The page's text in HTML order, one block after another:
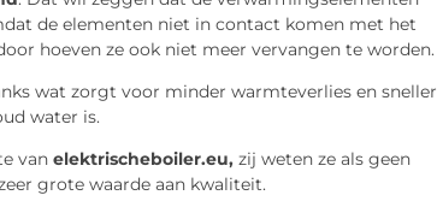
de elementen niet in contact komen met het
hoeven ze ook niet meer vervangen te worden.
wat zorgt voor minder warmteverlies en sneller
water is.
van elektrischeboiler.eu,zij weten ze als geen
grote waarde aan kwaliteit.